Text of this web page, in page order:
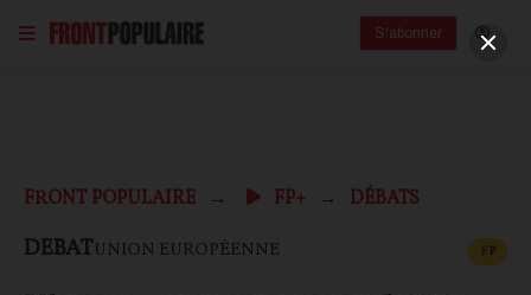
S'abonner
FRONT POPULAIRE FP+ DÉBATS
DEBATUNION EUROPÉENNE FP